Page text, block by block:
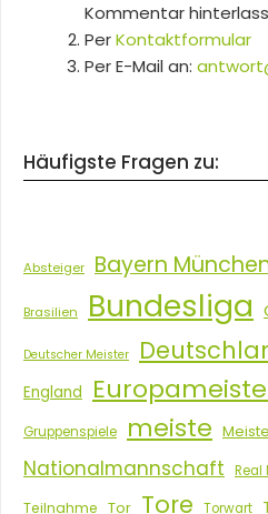
Kommentar
PerKontaktformular
Per E-Mail an:
Häufigste Fragen zu:
Absteiger Bayern
Brasilien Bundesliga
Deutscher Meister
England
Gruppenspiele meiste
Nationalmannschaft Real
Teilnahme Tor Tore Torwart